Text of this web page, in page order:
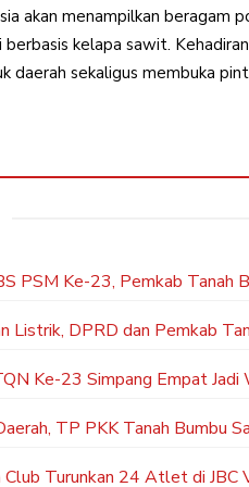
akan menampilkan
kelapa sawit.
daerah sekaligus membuka
PSM Ke-23, Pemkab Tanah
Listrik, DPRD dan Pemkab
Ke-23 Simpang Empat Jadi
TP PKK Tanah Bumbu
Club Turunkan 24 Atlet di JBC